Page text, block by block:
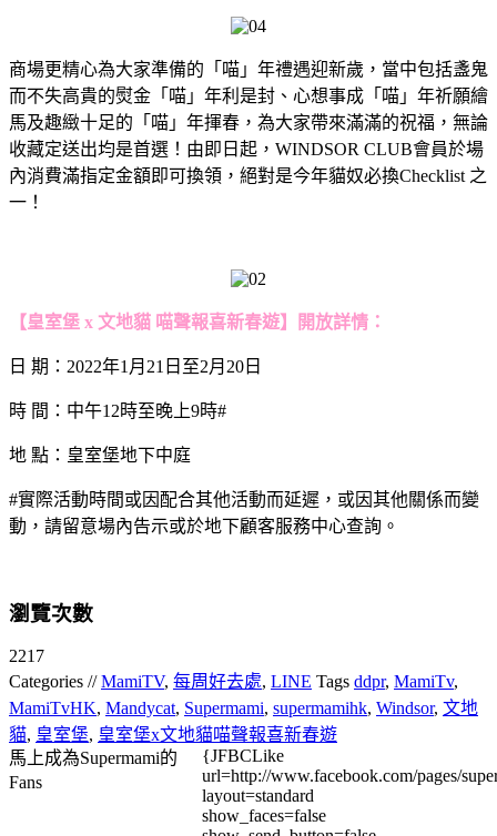
商場更精心為大家準備的「喵」年禮遇迎新歲，當中包括盞鬼
而不失高貴的熨金「喵」年利是封、心想事成「喵」年祈願繪
馬及趣緻十足的「喵」年揮春，為大家帶來滿滿的祝福，無論
收藏定送出均是首選！由即日起，WINDSOR CLUB會員於場
內消費滿指定金額即可換領，絕對是今年貓奴必換Checklist 之
一！
【皇室堡 x 文地貓 喵聲報喜新春遊】開放詳情：
日 期：2022年1月21日至2月20日
時 間：中午12時至晚上9時#
地 點：皇室堡地下中庭
#實際活動時間或因配合其他活動而延遲，或因其他關係而變
動，請留意場內告示或於地下顧客服務中心查詢。
瀏覽次數
2217
Categories //MamiTV, 每周好去處, LINE Tags ddpr, MamiTv,
MamiTvHK, Mandycat, Supermami, supermamihk, Windsor, 文地
貓, 皇室堡, 皇室堡x文地貓喵聲報喜新春遊
馬上成為Supermami的
Fans
{JFBCLike
url=http://www.facebook.com/pages/
layout=standard
show_faces=false